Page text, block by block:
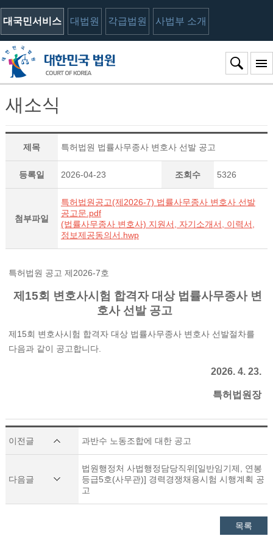
대국민서비스 대법원 각급법원 사법부 소개
새소식
제목 특허법원 법률사무종사 변호사 선발 공고
등록일 2026-04-23 조회수 5326
첨부파일
특허법원공고(제2026-7) 법률사무종사 변호사 선발
공고문.pdf
(법률사무종사 변호사) 지원서, 자기소개서, 이력서,
정보제공동의서.hwp
특허법원 공고 제2026-7호
제15회 변호사시험 합격자 대상 법률사무종사 변
호사 선발 공고
제15회 변호사시험 합격자 대상 법률사무종사 변호사 선발절차를
다음과 같이 공고합니다.
2026. 4. 23.
특허법원장
이전글 과반수 노동조합에 대한 공고
다음글
법원행정처 사법행정담당직위[일반임기제, 연봉
등급5호(사무관)] 경력경쟁채용시험 시행계획 공
고
목록